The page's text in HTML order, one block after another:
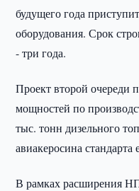
будущего года
оборудования. Срок
- три года.
Проект второй очереди
мощностей по
тыс. тонн дизельного
авиакеросина стандарта
В рамках расширения